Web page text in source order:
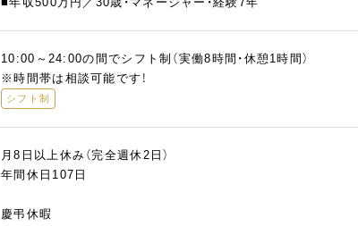
10:00～24:00の間でシフト制（実働8時間・休憩1時間）
※時間帯は相談可能です！
シフト制
月8日以上休み（完全週休2日）
年間休日107日
慶弔休暇